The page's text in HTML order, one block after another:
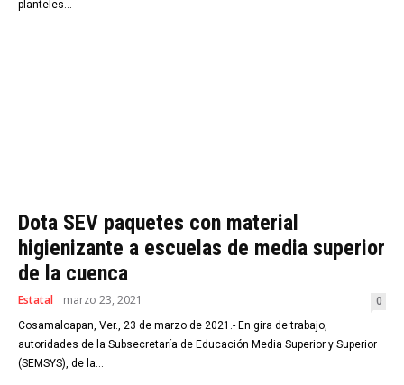
planteles...
Dota SEV paquetes con material
higienizante a escuelas de media superior
de la cuenca
Estatal marzo 23, 2021 0
Cosamaloapan, Ver., 23 de marzo de 2021.- En gira de trabajo,
autoridades de la Subsecretaría de Educación Media Superior y Superior
(SEMSYS), de la...